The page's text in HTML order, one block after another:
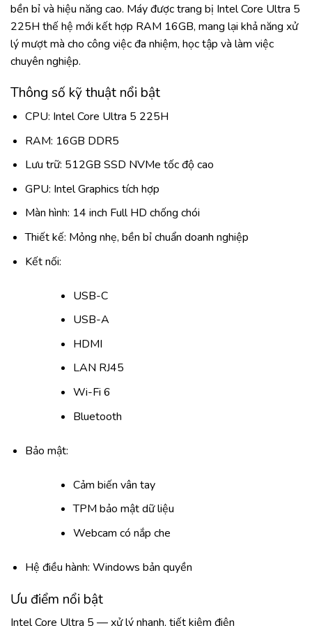
bền bỉ và hiệu năng cao. Máy được trang bị Intel Core Ultra 5
225H thế hệ mới kết hợp RAM 16GB, mang lại khả năng xử
lý mượt mà cho công việc đa nhiệm, học tập và làm việc
chuyên nghiệp.
Thông số kỹ thuật nổi bật
CPU: Intel Core Ultra 5 225H
RAM: 16GB DDR5
Lưu trữ: 512GB SSD NVMe tốc độ cao
GPU: Intel Graphics tích hợp
Màn hình: 14 inch Full HD chống chói
Thiết kế: Mỏng nhẹ, bền bỉ chuẩn doanh nghiệp
Kết nối:
USB-C
USB-A
HDMI
LAN RJ45
Wi-Fi 6
Bluetooth
Bảo mật:
Cảm biến vân tay
TPM bảo mật dữ liệu
Webcam có nắp che
Hệ điều hành: Windows bản quyền
Ưu điểm nổi bật
Intel Core Ultra 5 — xử lý nhanh, tiết kiệm điện